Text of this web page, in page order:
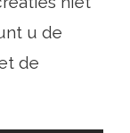
u de
de